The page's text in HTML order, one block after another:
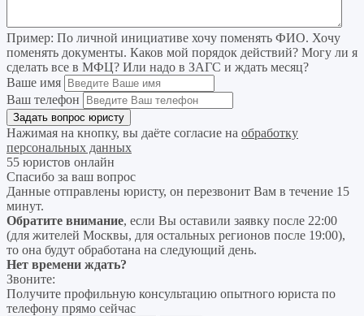
Пример: По личной инициативе хочу поменять ФИО. Хочу
поменять документы. Каков мой порядок действий? Могу ли я
сделать все в МФЦ? Или надо в ЗАГС и ждать месяц?
Ваше имя
Ваш телефон
Нажимая на кнопку, вы даёте согласие на обработку
персональных данных
55 юристов онлайн
Спасибо за ваш вопрос
Данные отправлены юристу, он перезвонит Вам в течение 15
минут.
Обратите внимание, если Вы оставили заявку после 22:00
(для жителей Москвы, для остальных регионов после 19:00),
то она будут обработана на следующий день.
Нет времени ждать?
Звоните:
Получите профильную консультацию опытного юриста по
телефону прямо сейчас